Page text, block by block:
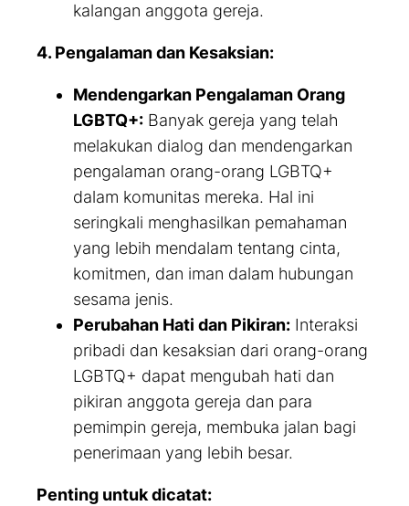
kalangan anggota gereja.
4. Pengalaman dan Kesaksian:
Mendengarkan Pengalaman Orang
LGBTQ+: Banyak gereja yang telah
melakukan dialog dan mendengarkan
pengalaman orang-orang LGBTQ+
dalam komunitas mereka. Hal ini
seringkali menghasilkan pemahaman
yang lebih mendalam tentang cinta,
komitmen, dan iman dalam hubungan
sesama jenis.
Perubahan Hati dan Pikiran: Interaksi
pribadi dan kesaksian dari orang-orang
LGBTQ+ dapat mengubah hati dan
pikiran anggota gereja dan para
pemimpin gereja, membuka jalan bagi
penerimaan yang lebih besar.
Penting untuk dicatat: